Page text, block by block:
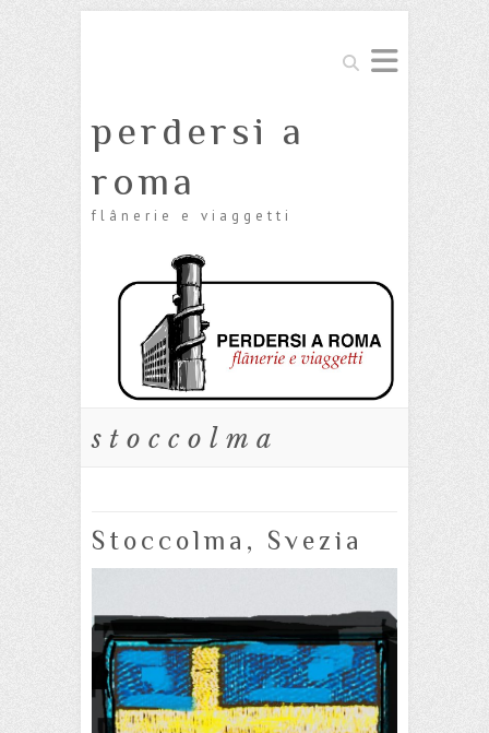
Cerca
perdersi a
roma
flânerie e viaggetti
stoccolma
Stoccolma, Svezia